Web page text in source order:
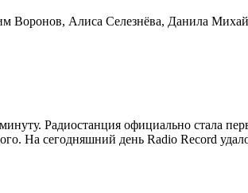
Воронов, Алиса Селезнёва, Данила
Радиостанция официально стала
На сегодняшний день Radio Record